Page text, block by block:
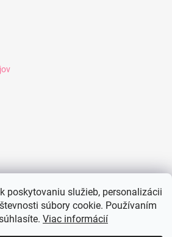
poskytovaniu služieb, personalizácii
súbory cookie. Používaním
Viac informácií